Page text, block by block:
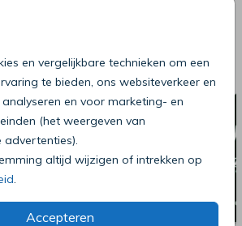
en vergelijkbare technieken om een
te bieden, ons websiteverkeer en
en voor marketing- en
(het weergeven van
advertenties).
altijd wijzigen of intrekken op
.
Accepteren